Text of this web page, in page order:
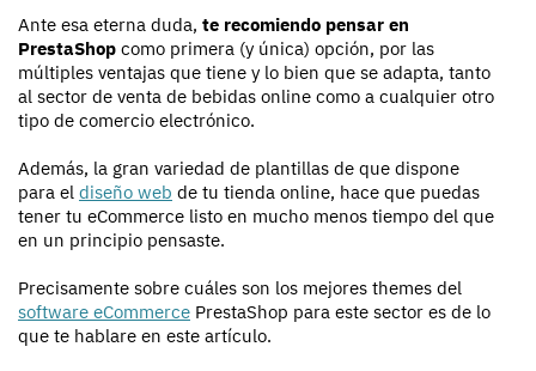
Ante esa eterna duda, te recomiendo pensar en
PrestaShop como primera (y única) opción, por las
múltiples ventajas que tiene y lo bien que se adapta, tanto
al sector de venta de bebidas online como a cualquier otro
tipo de comercio electrónico.
Además, la gran variedad de plantillas de que dispone
para el diseño web de tu tienda online, hace que puedas
tener tu eCommerce listo en mucho menos tiempo del que
en un principio pensaste.
Precisamente sobre cuáles son los mejores themes del
software eCommerce PrestaShop para este sector es de lo
que te hablare en este artículo.